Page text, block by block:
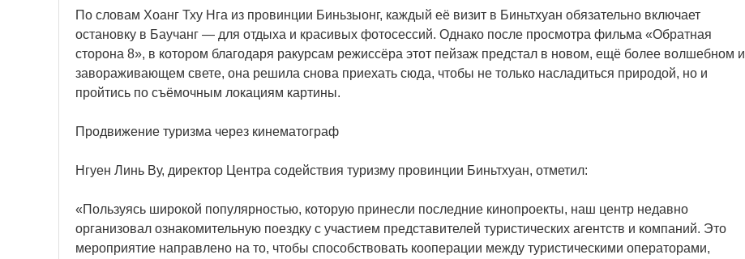
По словам Хоанг Тху Нга из провинции Биньзыонг, каждый её визит в Биньтхуан обязательно включает
остановку в Баучанг — для отдыха и красивых фотосессий. Однако после просмотра фильма «Обратная
сторона 8», в котором благодаря ракурсам режиссёра этот пейзаж предстал в новом, ещё более волшебном и
завораживающем свете, она решила снова приехать сюда, чтобы не только насладиться природой, но и
пройтись по съёмочным локациям картины.
Продвижение туризма через кинематограф
Нгуен Линь Ву, директор Центра содействия туризму провинции Биньтхуан, отметил:
«Пользуясь широкой популярностью, которую принесли последние кинопроекты, наш центр недавно
организовал ознакомительную поездку с участием представителей туристических агентств и компаний. Это
мероприятие направлено на то, чтобы способствовать кооперации между туристическими операторами,